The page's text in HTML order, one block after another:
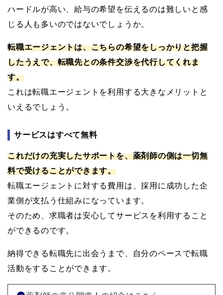
ハードルが高い、給与の希望を伝えるのは難しいと感
じる人も多いのではないでしょうか。
転職エージェントは、こちらの希望をしっかりと把握
したうえで、転職先との条件交渉を代行してくれま
す。
これは転職エージェントを利用する大きなメリットと
いえるでしょう。
サービスはすべて無料
これだけの充実したサポートを、薬剤師の側は一切無
料で受けることができます。
転職エージェントに対する費用は、採用に成功した企
業側が支払う仕組みになっています。
そのため、求職者は安心してサービスを利用すること
ができるのです。
納得できる転職先に出会うまで、自分のペースで転職
活動をすることができます。